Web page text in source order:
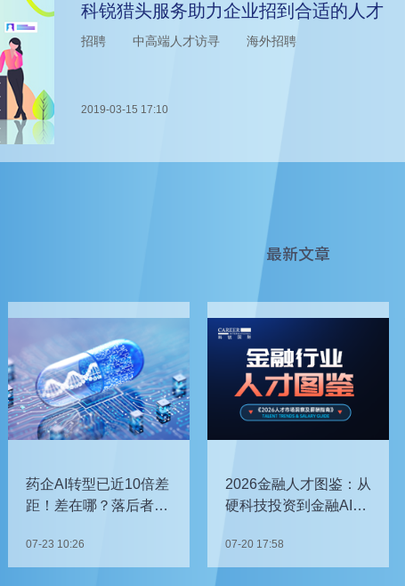
科锐猎头服务助力企业招到合适的人才
招聘 中高端人才访寻 海外招聘
2019-03-15 17:10
最新文章
药企AI转型已近10倍差
距！差在哪？落后者该
07-23 10:26
2026金融人才图鉴：从
硬科技投资到金融AI，
单？
07-20 17:58